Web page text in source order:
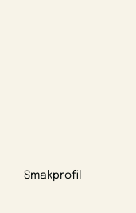
Smakprofil